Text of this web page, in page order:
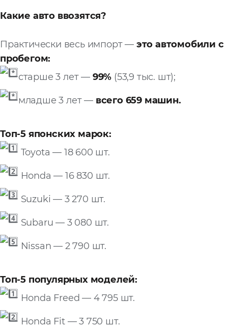
Какие авто ввозятся?
Практически весь импорт — это автомобили с
пробегом:
старше 3 лет — 99% (53,9 тыс. шт);
младше 3 лет — всего 659 машин.
Топ-5 японских марок:
Toyota — 18 600 шт.
Honda — 16 830 шт.
Suzuki — 3 270 шт.
Subaru — 3 080 шт.
Nissan — 2 790 шт.
Топ-5 популярных моделей:
Honda Freed — 4 795 шт.
Honda Fit — 3 750 шт.
Запросить расчёт